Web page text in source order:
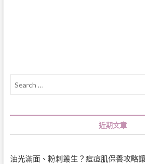
近期文章
油光滿面、粉刺叢生？痘痘肌保養攻略